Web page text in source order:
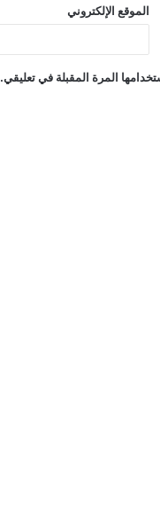
الموقع الإلكتروني
المرة المقبلة في تعليقي.